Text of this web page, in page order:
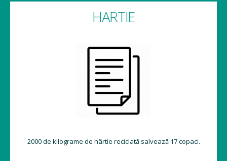
HARTIE
2000 de kilograme de hârtie reciclată salvează 17 copaci.